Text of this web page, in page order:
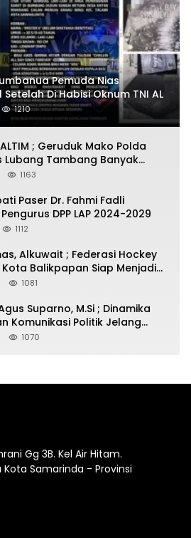
Pemuda Nias
Di Habisi Oknum TNI AL
1210
; Geruduk Mako Polda
Lubang Tambang Banyak
1163
Paser Dr. Fahmi Fadli
DPP LAP 2024-2029
1112
Alkuwait ; Federasi Hockey
Balikpapan Siap Menjadi
Di Kaltim
1081
Suparno, M.Si ; Dinamika
Komunikasi Politik Jelang
2024
1070
Gg 3B. Kel Air Hitam.
Kota Samarinda - Provinsi